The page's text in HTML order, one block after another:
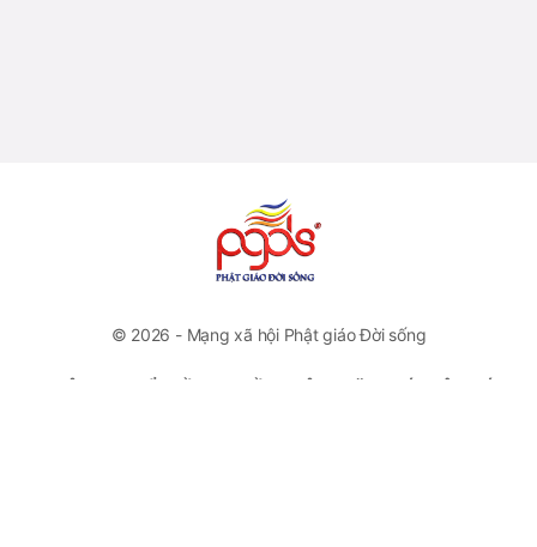
© 2026 - Mạng xã hội Phật giáo Đời sống